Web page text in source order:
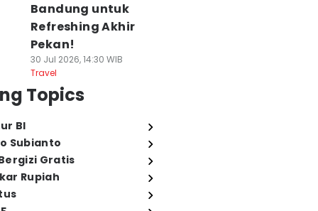
Bandung untuk
Refreshing Akhir
Pekan!
30 Jul 2026, 14:30 WIB
Travel
Topics
BI
Subianto
Gratis
Rupiah